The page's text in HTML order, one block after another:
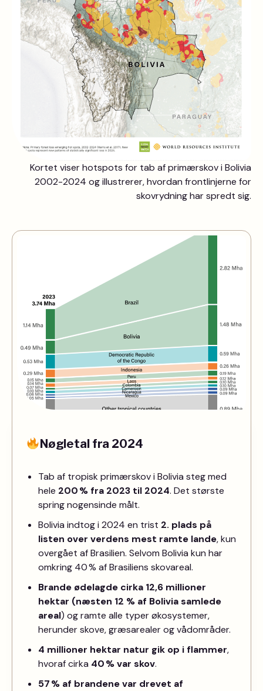
Kortet viser hotspots for tab af primærskov i Bolivia
2002-2024 og illustrerer, hvordan frontlinjerne for
skovrydning har spredt sig.
Nøgletal fra 2024
Tab af tropisk primærskov i Bolivia steg med
hele 200 % fra 2023 til 2024. Det største
spring nogensinde målt.
Bolivia indtog i 2024 en trist 2. plads på
listen over verdens mest ramte lande, kun
overgået af Brasilien. Selvom Bolivia kun har
omkring 40 % af Brasiliens skovareal.
Brande ødelagde cirka 12,6 millioner
hektar (næsten 12 % af Bolivia samlede
areal) og ramte alle typer økosystemer,
herunder skove, græsarealer og vådområder.
4 millioner hektar natur gik op i flammer,
hvoraf cirka 40 % var skov.
57 % af brandene var drevet af